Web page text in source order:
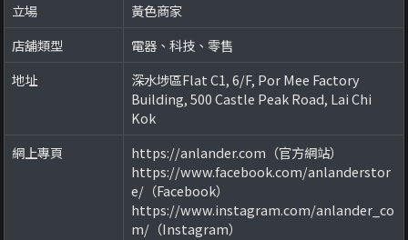
立場
黃色商家
店舖類型
電器、科技、零售
地址
深水埗區Flat C1, 6/F, Por Mee Factory
Building, 500 Castle Peak Road, Lai Chi
Kok
網上專頁
https://anlander.com（官方網站）
https://www.facebook.com/anlanderstor
e/（Facebook）
https://www.instagram.com/anlander_co
m/（Instagram）